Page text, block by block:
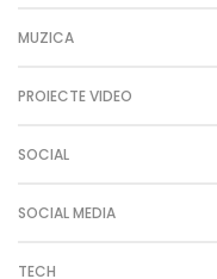
MUZICA
PROIECTE VIDEO
SOCIAL
SOCIAL MEDIA
TECH